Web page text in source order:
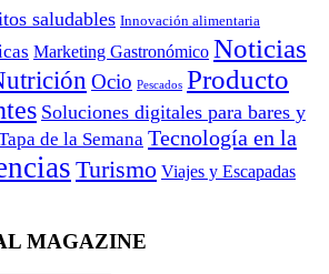
saludables Innovación alimentaria
Marketing Gastronómico Noticias
Ocio Pescados Producto
Soluciones digitales para bares y
de la Semana Tecnología en la
Turismo Viajes y Escapadas
MAGAZINE